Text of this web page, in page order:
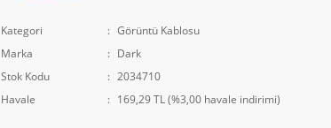
Kategori
Görüntü Kablosu
Marka
Dark
Stok Kodu
2034710
Havale
169,29 TL (%3,00 havale indirimi)